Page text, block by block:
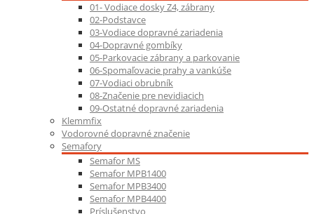
01- Vodiace dosky Z4, zábrany
02-Podstavce
03-Vodiace dopravné zariadenia
04-Dopravné gombíky
05-Parkovacie zábrany a parkovanie
06-Spomaľovacie prahy a vankúše
07-Vodiaci obrubník
08-Značenie pre nevidiacich
09-Ostatné dopravné zariadenia
Klemmfix
Vodorovné dopravné značenie
Semafory
Semafor MS
Semafor MPB1400
Semafor MPB3400
Semafor MPB4400
Príslušenstvo